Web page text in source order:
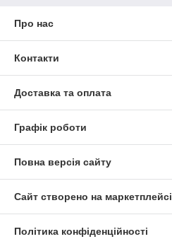
Про нас
Контакти
Доставка та оплата
Графік роботи
Повна версія сайту
Сайт створено на маркетплейсі
Політика конфіденційності